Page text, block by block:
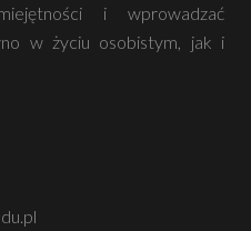
i wprowadzać
w życiu osobistym, jak i